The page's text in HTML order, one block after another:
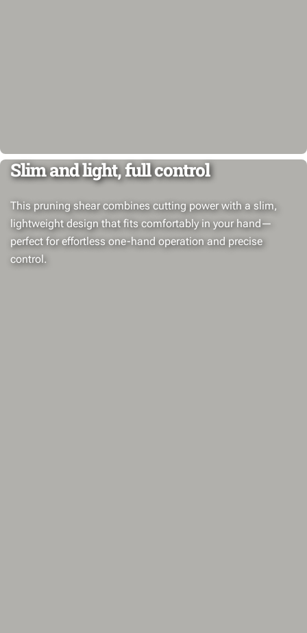
Slim and light, full control
This pruning shear combines cutting power with a slim,
lightweight design that fits comfortably in your hand—
perfect for effortless one-hand operation and precise
control.